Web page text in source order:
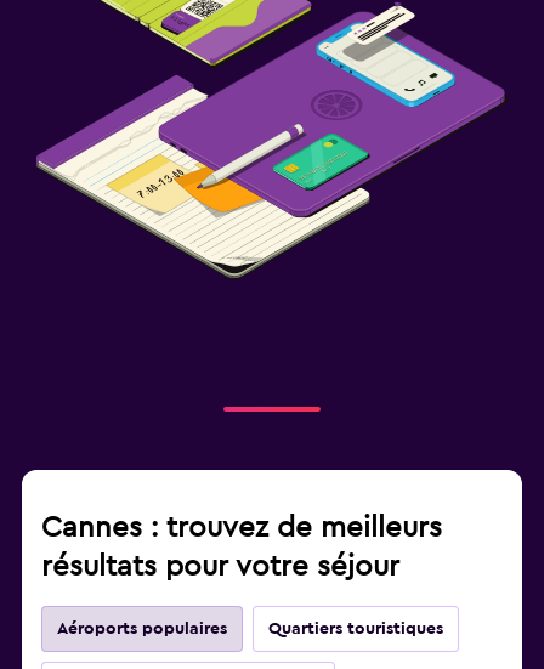
Cannes : trouvez de meilleurs
résultats pour votre séjour
Aéroports populaires Quartiers touristiques